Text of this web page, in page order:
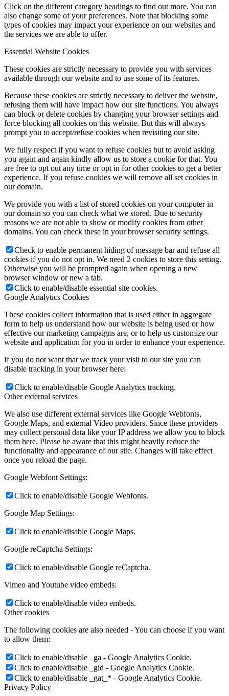
Click on the different category headings to find out more. You can
also change some of your preferences. Note that blocking some
types of cookies may impact your experience on our websites and
the services we are able to offer.
Essential Website Cookies
These cookies are strictly necessary to provide you with services
available through our website and to use some of its features.
Because these cookies are strictly necessary to deliver the website,
refusing them will have impact how our site functions. You always
can block or delete cookies by changing your browser settings and
force blocking all cookies on this website. But this will always
prompt you to accept/refuse cookies when revisiting our site.
We fully respect if you want to refuse cookies but to avoid asking
you again and again kindly allow us to store a cookie for that. You
are free to opt out any time or opt in for other cookies to get a better
experience. If you refuse cookies we will remove all set cookies in
our domain.
We provide you with a list of stored cookies on your computer in
our domain so you can check what we stored. Due to security
reasons we are not able to show or modify cookies from other
domains. You can check these in your browser security settings.
Check to enable permanent hiding of message bar and refuse all
cookies if you do not opt in. We need 2 cookies to store this setting.
Otherwise you will be prompted again when opening a new
browser window or new a tab.
Click to enable/disable essential site cookies.
Google Analytics Cookies
These cookies collect information that is used either in aggregate
form to help us understand how our website is being used or how
effective our marketing campaigns are, or to help us customize our
website and application for you in order to enhance your experience.
If you do not want that we track your visit to our site you can
disable tracking in your browser here:
Click to enable/disable Google Analytics tracking.
Other external services
We also use different external services like Google Webfonts,
Google Maps, and external Video providers. Since these providers
may collect personal data like your IP address we allow you to block
them here. Please be aware that this might heavily reduce the
functionality and appearance of our site. Changes will take effect
once you reload the page.
Google Webfont Settings:
Click to enable/disable Google Webfonts.
Google Map Settings:
Click to enable/disable Google Maps.
Google reCaptcha Settings:
Click to enable/disable Google reCaptcha.
Vimeo and Youtube video embeds:
Click to enable/disable video embeds.
Other cookies
The following cookies are also needed - You can choose if you want
to allow them:
Click to enable/disable _ga - Google Analytics Cookie.
Click to enable/disable _gid - Google Analytics Cookie.
Click to enable/disable _gat_* - Google Analytics Cookie.
Privacy Policy